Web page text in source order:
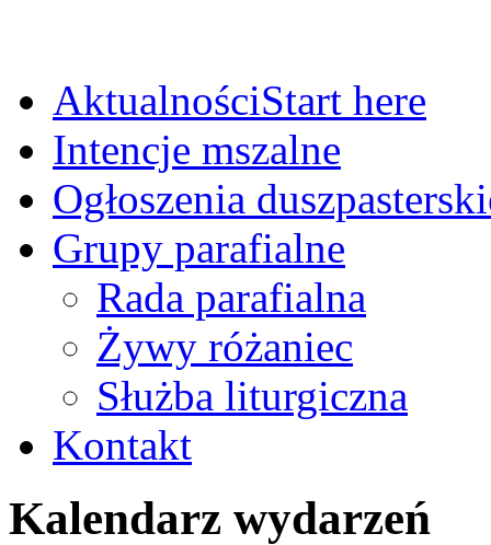
AktualnościStart here
Intencje mszalne
Ogłoszenia
Grupy parafialne
Rada parafialna
Żywy różaniec
Służba liturgiczna
Kontakt
Kalendarz wydarzeń